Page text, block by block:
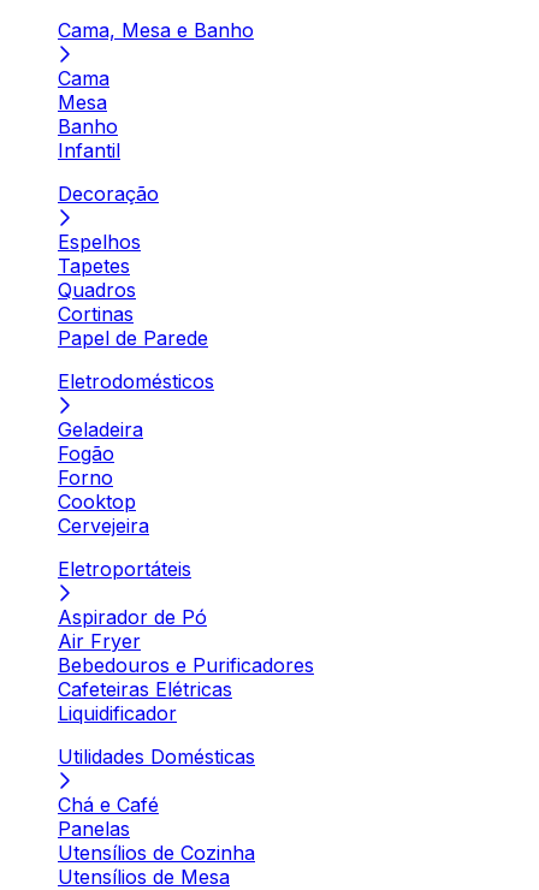
Cama, Mesa e Banho
Cama
Mesa
Banho
Infantil
Decoração
Espelhos
Tapetes
Quadros
Cortinas
Papel de Parede
Eletrodomésticos
Geladeira
Fogão
Forno
Cooktop
Cervejeira
Eletroportáteis
Aspirador de Pó
Air Fryer
Bebedouros e Purificadores
Cafeteiras Elétricas
Liquidificador
Utilidades Domésticas
Chá e Café
Panelas
Utensílios de Cozinha
Utensílios de Mesa